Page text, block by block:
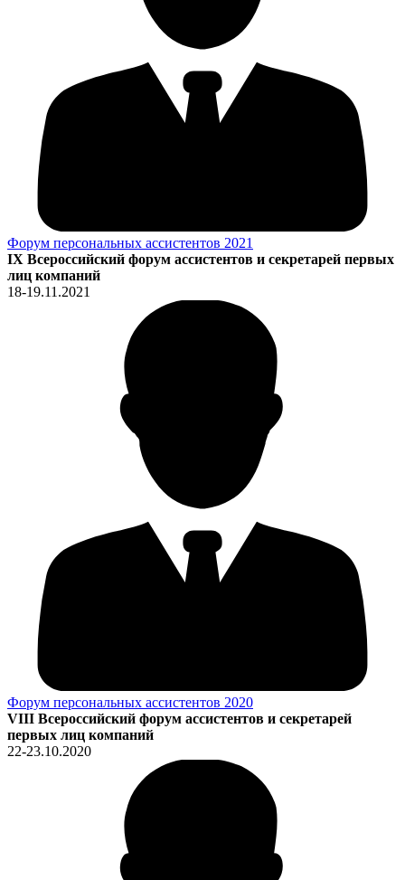
Форум персональных ассистентов 2021
IX Всероссийский форум ассистентов и секретарей первых
лиц компаний
18-19.11.2021
Форум персональных ассистентов 2020
VIII Всероссийский форум ассистентов и секретарей
первых лиц компаний
22-23.10.2020